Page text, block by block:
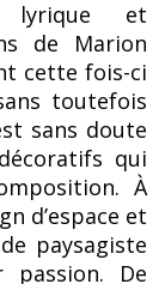
lyrique et
de Marion
cette fois-ci
toutefois
sans doute
qui
À
d’espace et
paysagiste
De